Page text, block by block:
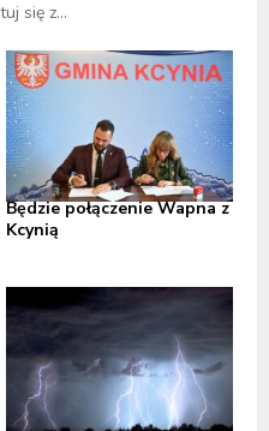
się z...
Będzie połączenie Wapna z
Kcynią